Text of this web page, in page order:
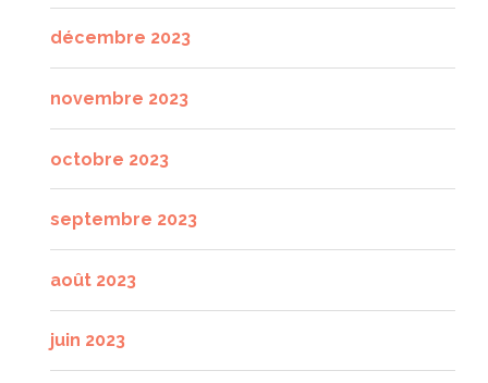
décembre 2023
novembre 2023
octobre 2023
septembre 2023
août 2023
juin 2023